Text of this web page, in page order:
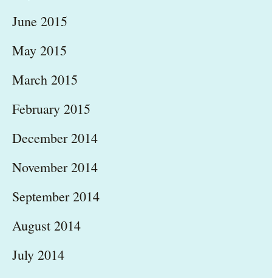
June 2015
May 2015
March 2015
February 2015
December 2014
November 2014
September 2014
August 2014
July 2014